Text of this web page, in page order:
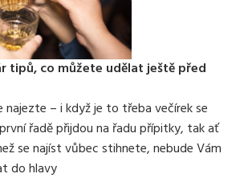
tipů, co můžete udělat ještě před
najezte – i když je to třeba večírek se
řadě přijdou na řadu přípitky, tak ať
se najíst vůbec stihnete, nebude Vám
do hlavy